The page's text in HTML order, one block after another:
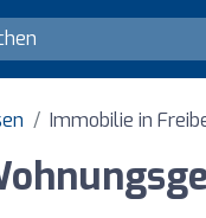
Immobilie in